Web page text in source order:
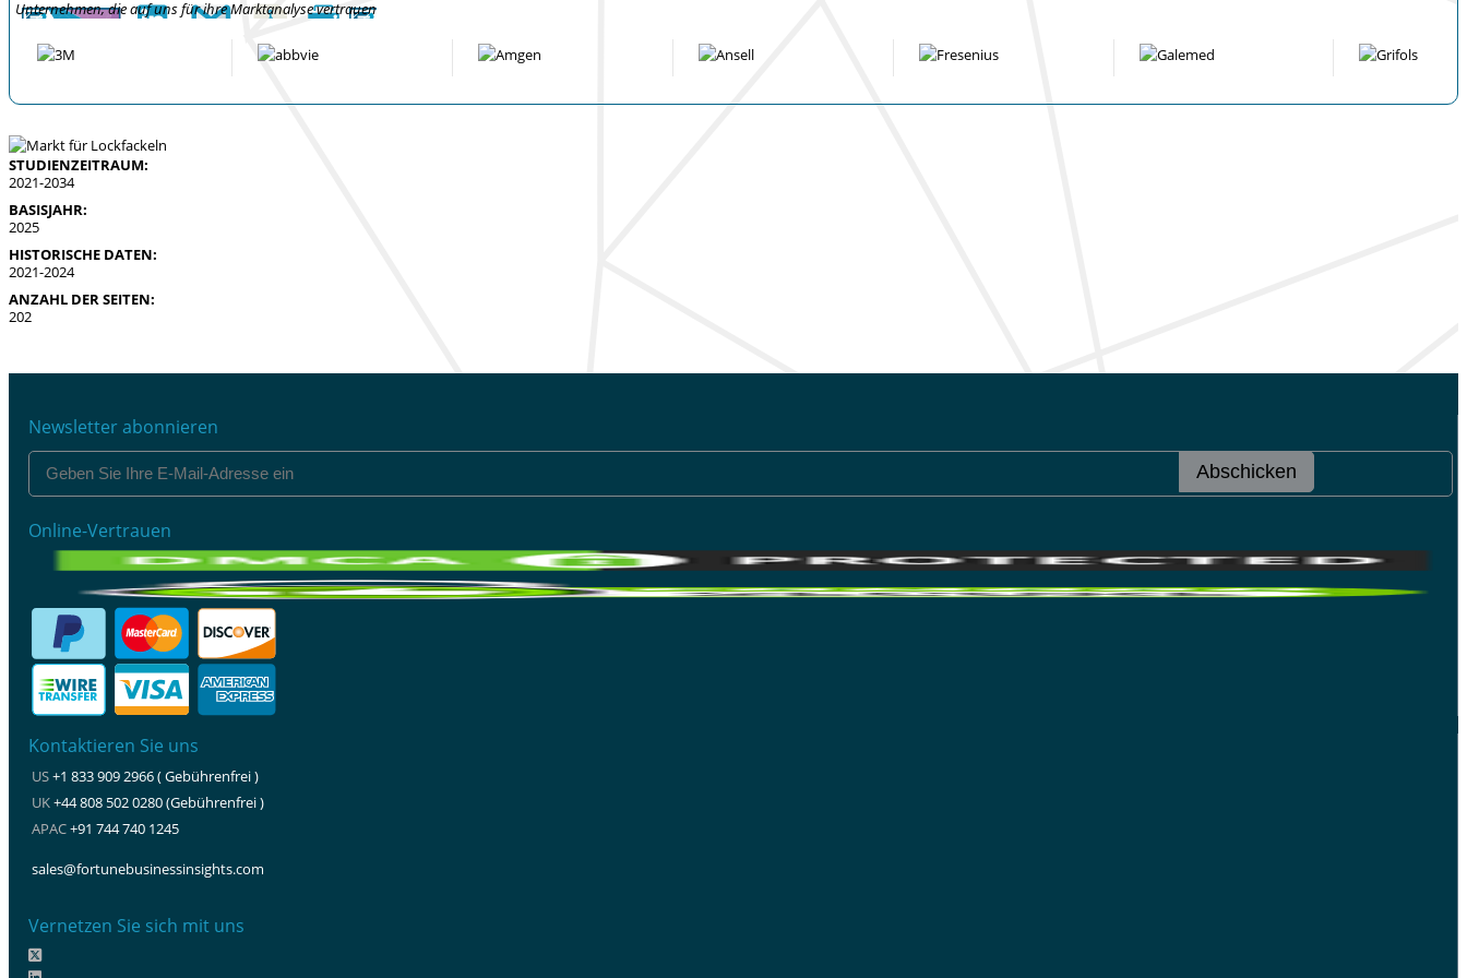
Unternehmen, die auf uns für ihre Marktanalyse vertrauen
STUDIENZEITRAUM:
2021-2034
BASISJAHR:
2025
HISTORISCHE DATEN:
2021-2024
ANZAHL DER SEITEN:
202
Newsletter abonnieren
Abschicken
Online-Vertrauen
Kontaktieren Sie uns
US+1 833 909 2966 ( Gebührenfrei )
UK+44 808 502 0280 (Gebührenfrei )
APAC+91 744 740 1245
sales@fortunebusinessinsights.com
Vernetzen Sie sich mit uns